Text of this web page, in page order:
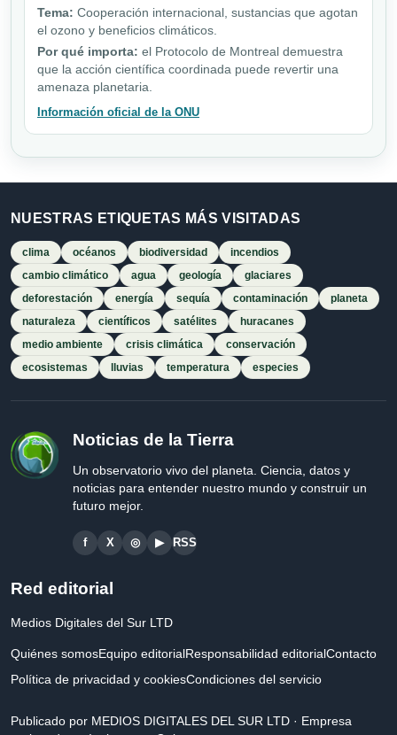
Tema: Cooperación internacional, sustancias que agotan
el ozono y beneficios climáticos.
Por qué importa: el Protocolo de Montreal demuestra
que la acción científica coordinada puede revertir una
amenaza planetaria.
Información oficial de la ONU
NUESTRAS ETIQUETAS MÁS VISITADAS
clima océanos biodiversidad
incendios
cambio climático
agua geología
glaciares
deforestación
energía sequía contaminación
planeta
naturaleza
científicos satélites
huracanes
medio ambiente
crisis climática
conservación
ecosistemas
lluvias temperatura especies
Noticias de la Tierra
Un observatorio vivo del planeta. Ciencia, datos y
noticias para entender nuestro mundo y construir un
futuro mejor.
f X ◎ ▶ RSS
Red editorial
Medios Digitales del Sur LTD
Quiénes somosEquipo editorialResponsabilidad editorialContacto
Política de privacidad y cookiesCondiciones del servicio
Publicado por MEDIOS DIGITALES DEL SUR LTD · Empresa